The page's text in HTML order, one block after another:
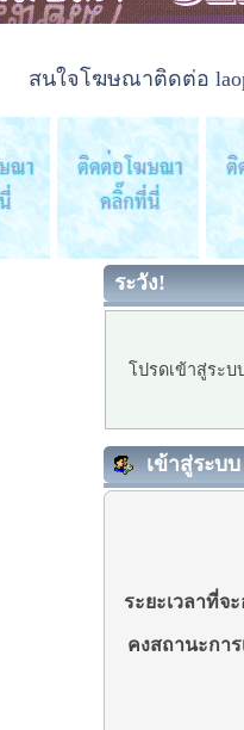
สนใจโฆษณาติดต่อ
ระวัง!
โปรดเข้าสู่ระ
เข้าสู่ระบบ
ระยะเวลาที่จ
คงสถานะกา